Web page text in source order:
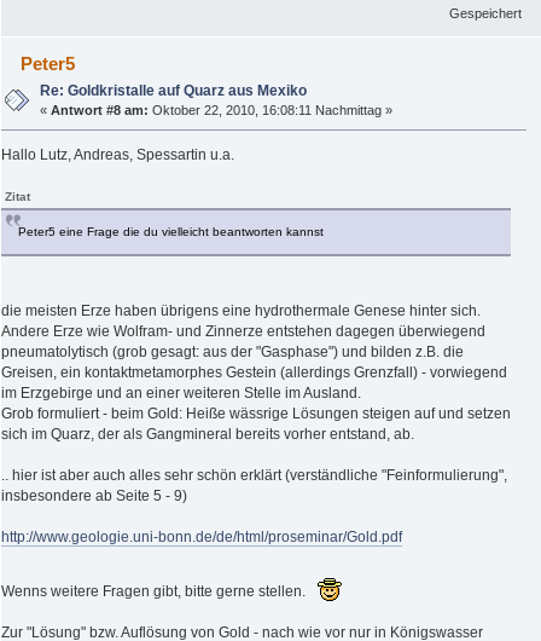
Gespeichert
Peter5
Re: Goldkristalle auf Quarz aus Mexiko
«Antwort #8 am: Oktober 22, 2010, 16:08:11 Nachmittag »
Hallo Lutz, Andreas, Spessartin u.a.
Zitat
Peter5 eine Frage die du vielleicht beantworten kannst
die meisten Erze haben übrigens eine hydrothermale Genese hinter sich.
Andere Erze wie Wolfram- und Zinnerze entstehen dagegen überwiegend
pneumatolytisch (grob gesagt: aus der "Gasphase") und bilden z.B. die
Greisen, ein kontaktmetamorphes Gestein (allerdings Grenzfall) - vorwiegend
im Erzgebirge und an einer weiteren Stelle im Ausland.
Grob formuliert - beim Gold: Heiße wässrige Lösungen steigen auf und setzen
sich im Quarz, der als Gangmineral bereits vorher entstand, ab.
.. hier ist aber auch alles sehr schön erklärt (verständliche "Feinformulierung",
insbesondere ab Seite 5 - 9)
http://www.geologie.uni-bonn.de/de/html/proseminar/Gold.pdf
Wenns weitere Fragen gibt, bitte gerne stellen.
Zur "Lösung" bzw. Auflösung von Gold - nach wie vor nur in Königswasser